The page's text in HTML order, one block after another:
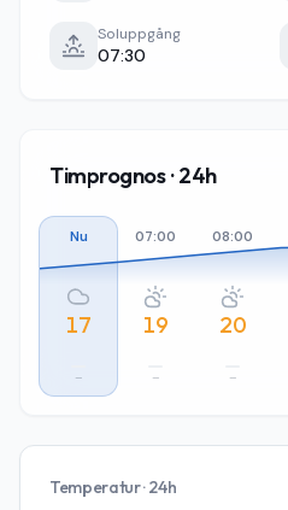
Soluppgång
07:30
Timprognos · 24h
Nu
17
–
07:00
19
–
08:00
20
–
Temperatur · 24h